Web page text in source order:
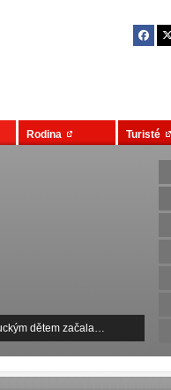
Rodina Turisté
dětem začala…